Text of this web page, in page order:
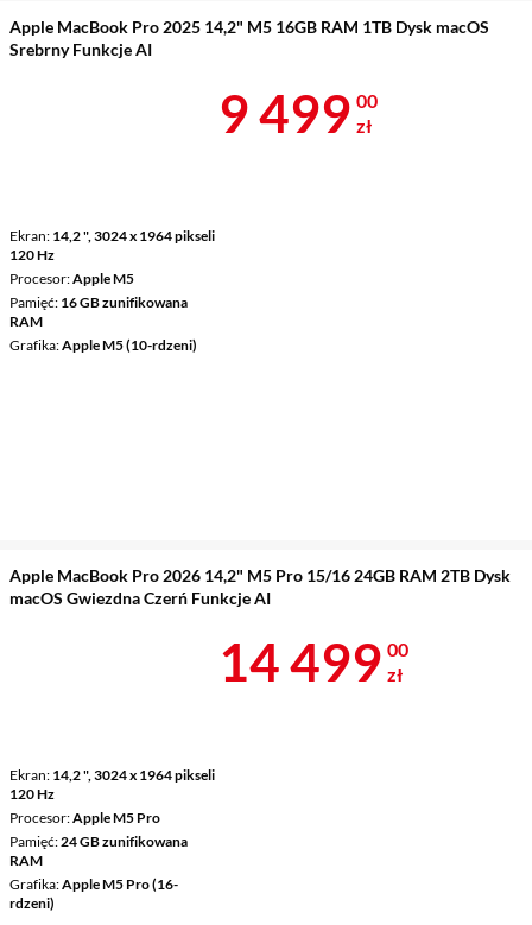
Apple MacBook Pro 2025 14,2" M5 16GB RAM 1TB Dysk macOS
Srebrny Funkcje AI
Ekran 14,2 ", 3024 x 1964 pikseli
120 Hz
Procesor Apple M5
Pamięć 16 GB zunifikowana
RAM
Grafika Apple M5 (10-rdzeni)
Cena 9 499 zł
9 499 00
zł
Apple MacBook Pro 2026 14,2" M5 Pro 15/16 24GB RAM 2TB Dysk
macOS Gwiezdna Czerń Funkcje AI
Ekran 14,2 ", 3024 x 1964 pikseli
120 Hz
Procesor Apple M5 Pro
Pamięć 24 GB zunifikowana
RAM
Grafika Apple M5 Pro (16-
rdzeni)
Cena 14 499
14 499 00
zł